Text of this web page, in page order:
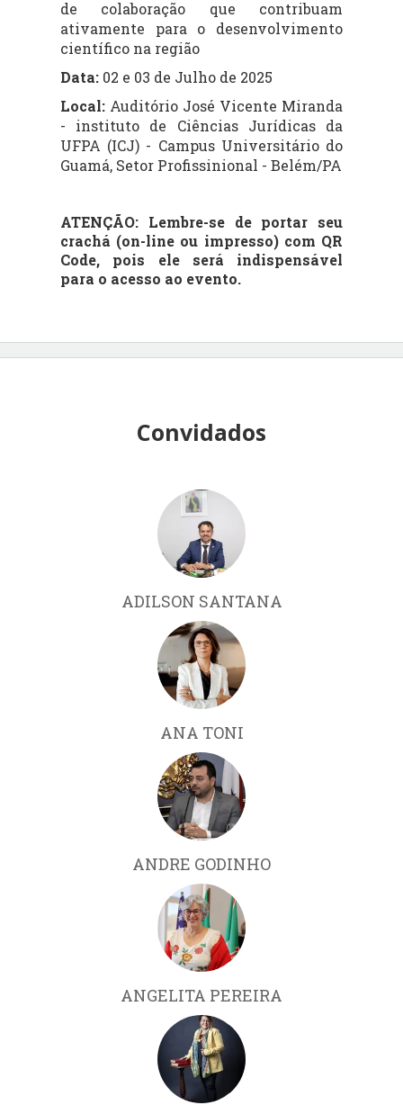
de colaboração que contribuam
ativamente para o desenvolvimento
científico na região
Data: 02 e 03 de Julho de 2025
Local: Auditório José Vicente Miranda
- instituto de Ciências Jurídicas da
UFPA (ICJ) - Campus Universitário do
Guamá, Setor Profissinional - Belém/PA
ATENÇÃO: Lembre-se de portar seu
crachá (on-line ou impresso) com QR
Code, pois ele será indispensável
para o acesso ao evento.
Convidados
ADILSON SANTANA
ANA TONI
ANDRE GODINHO
ANGELITA PEREIRA